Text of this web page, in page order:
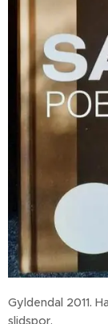
Gyldendal 2011.
slidspor.